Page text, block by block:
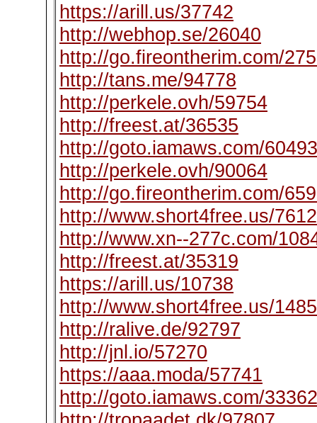
https://arill.us/37742
http://webhop.se/26040
http://go.fireontherim.com/
http://tans.me/94778
http://perkele.ovh/59754
http://freest.at/36535
http://goto.iamaws.com/60493
http://perkele.ovh/90064
http://go.fireontherim.com/
http://www.short4free.us/
http://www.xn--277c.com/
http://freest.at/35319
https://arill.us/10738
http://www.short4free.us/
http://ralive.de/92797
http://jnl.io/57270
https://aaa.moda/57741
http://goto.iamaws.com/33362